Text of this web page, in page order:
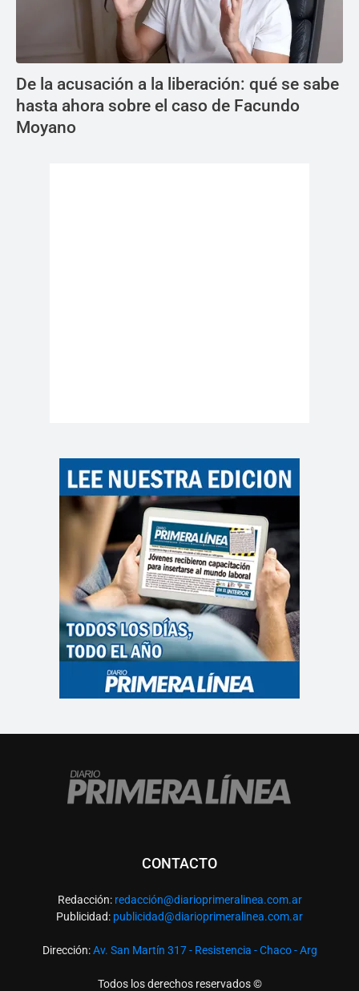
De la acusación a la liberación: qué se sabe
hasta ahora sobre el caso de Facundo
Moyano
CONTACTO
Redacción: redacción@diarioprimeralinea.com.ar
Publicidad: publicidad@diarioprimeralinea.com.ar
Dirección:Av. San Martín 317 - Resistencia - Chaco - Arg
Todos los derechos reservados ©